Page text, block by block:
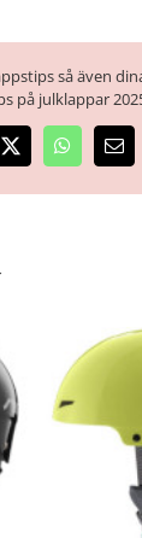
så även
på julklappar
X WhatsApp
E-
post